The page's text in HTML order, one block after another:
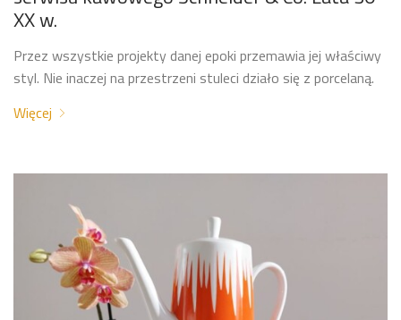
XX w.
Przez wszystkie projekty danej epoki przemawia jej właściwy
styl. Nie inaczej na przestrzeni stuleci działo się z porcelaną.
Więcej